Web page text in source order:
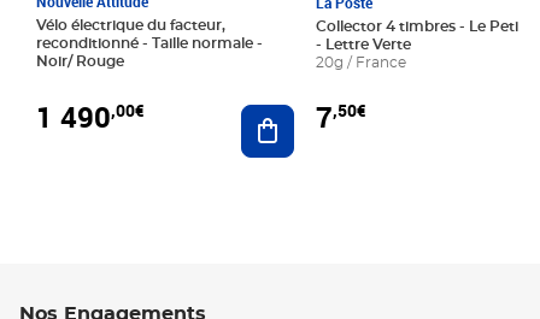
Vélo électrique du facteur,
reconditionné - Taille normale -
Noir/ Rouge
1 490,00€ Ajouter au panier
Collector 4 timbres - Le Petit
- Lettre Verte
20g / France
7,50€
Nos Engagements